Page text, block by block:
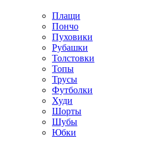
Плащи
Пончо
Пуховики
Рубашки
Толстовки
Топы
Трусы
Футболки
Худи
Шорты
Шубы
Юбки